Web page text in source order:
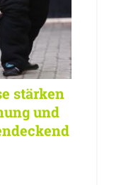
stärken
und